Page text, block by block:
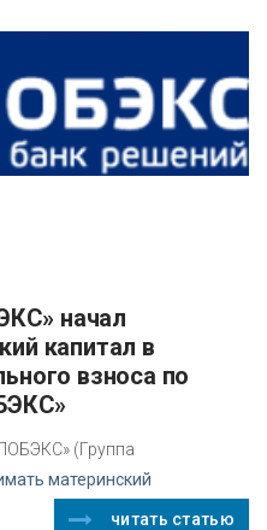
капитал в
взноса по
(Группа
материнский
читать статью